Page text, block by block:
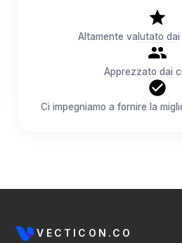
Altamente valutato
Apprezzato dai
Ci impegniamo a fornire la
VECTICON.CO